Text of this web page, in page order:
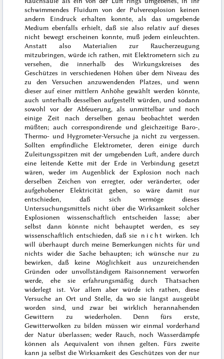
schwimmendes Fluidum von der Pulverexplosion keinen
andern Eindruck erhalten konnte, als das umgebende
Medium ebenfalls erhielt, daß sie also relativ auf dieses
nicht bewegt erscheinen konnte, muß jedem einleuchten.
Anstatt also Materialien zur Raucherzeugung
mitzubringen, würde ich rathen, mit Elektrometern sich zu
versehen, die innerhalb des Wirkungskreises des
Geschützes in verschiedenen Höhen über dem Niveau des
zu den Versuchen anzuwendenden Platzes, und wenn
dieser auf einer mittlern Anhöhe gewählt werden könnte,
auch unterhalb desselben aufgestellt würden, und sodann
sowohl vor der Abfeuerung, als unmittelbar und noch
einige Zeit nach derselben genau beobachtet werden
müßten; auch correspondirende und gleichzeitige Baro-,
Thermo- und Hygrometer-Versuche ja nicht zu vergessen.
Sollten empfindliche Elektrometer, deren einige durch
Zuleitungsspitzen mit der umgebenden Luft, andere durch
eine leitende Kette mit der Erde in Verbindung gesetzt
wären, weder im Augenblick der Explosion noch nach
derselben Zeichen von erregter, oder veränderter, oder
aufgehobener Elektricität geben, so wäre damit nur
entschieden, daß sich vermöge dieses
Untersuchungsmittels nicht über die Wirksamkeit solcher
Explosionen wissenschaftlich entscheiden lasse; aber
selbst dann könnte nicht behauptet werden, es sey
wissenschaftlich entschieden, daß sie nicht wirken. Ich
will überhaupt durch meine Bemerkungen nichts für und
nichts wider die Sache behaupten; ich wünsche nur zu
bewirken, daß keine Möglichkeit aus unzureichenden
Gründen oder unvollständigem Raisonnement verworfen
werde, ehe sie erfahrungsmäßig durch Thatsachen
widerlegt ist. Vor allem aber würde ich rathen, diese
Versuche an Ort und Stelle, da wo sie längst ausgeübt
worden sind, und zwar bei wirklich herannahenden
Gewittern zu wiederholen. Denn fürs erste,
Gewitterwolken zu bilden müssen wir einmal vorderhand
der Natur überlassen; weder Rauch, noch Wasserdämpfe
können als Aequivalent von ihnen gelten. Fürs zweite
kann ja selbst die Wirksamkeit des Geschützes von der nur